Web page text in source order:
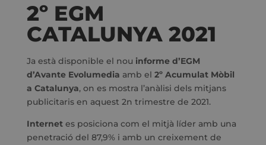
2º EGM
CATALUNYA 2021
Ja està disponible el nou informe d’EGM
d’Avante Evolumedia amb el 2º Acumulat Mòbil
a Catalunya, on es mostra l’anàlisi dels mitjans
publicitaris en aquest 2n trimestre de 2021.
Internetes posiciona com el mitjà líder amb una
penetració del 87,9% i amb un creixement de